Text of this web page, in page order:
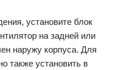
установите блок
на задней или
наружу корпуса. Для
также установить в